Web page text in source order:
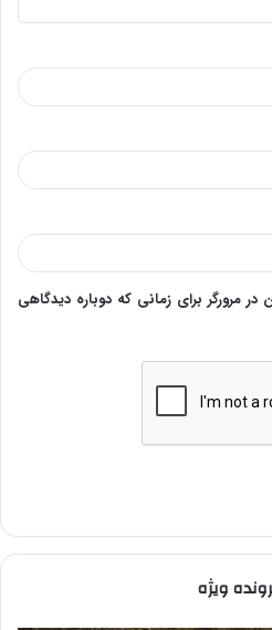
مرورگر برای زمانی که دوباره دیدگاهی
ویژه